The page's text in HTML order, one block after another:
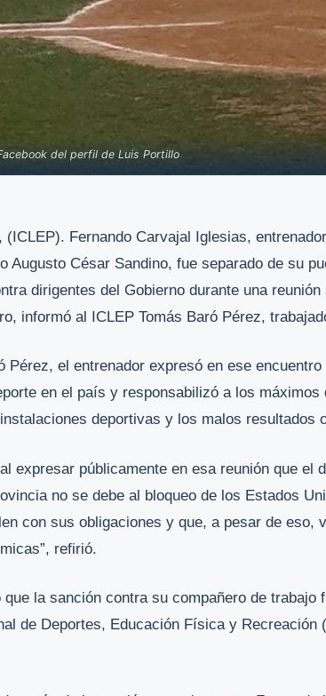
del perfil de Luis Portillo
(ICLEP). Fernando Carvajal Iglesias,
Augusto César Sandino, fue separado de su
dirigentes del Gobierno durante una
informó al ICLEP Tomás Baró Pérez,
Pérez, el entrenador expresó en ese
en el país y responsabilizó a los máximos
deportivas y los malos resultados
expresar públicamente en esa reunión que el
no se debe al bloqueo de los Estados
con sus obligaciones y que, a pesar de eso,
refirió.
que la sanción contra su compañero de trabajo
de Deportes, Educación Física y Recreación